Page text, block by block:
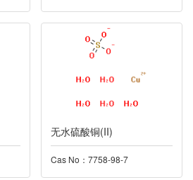
无水硫酸铜(II)
Cas No：7758-98-7